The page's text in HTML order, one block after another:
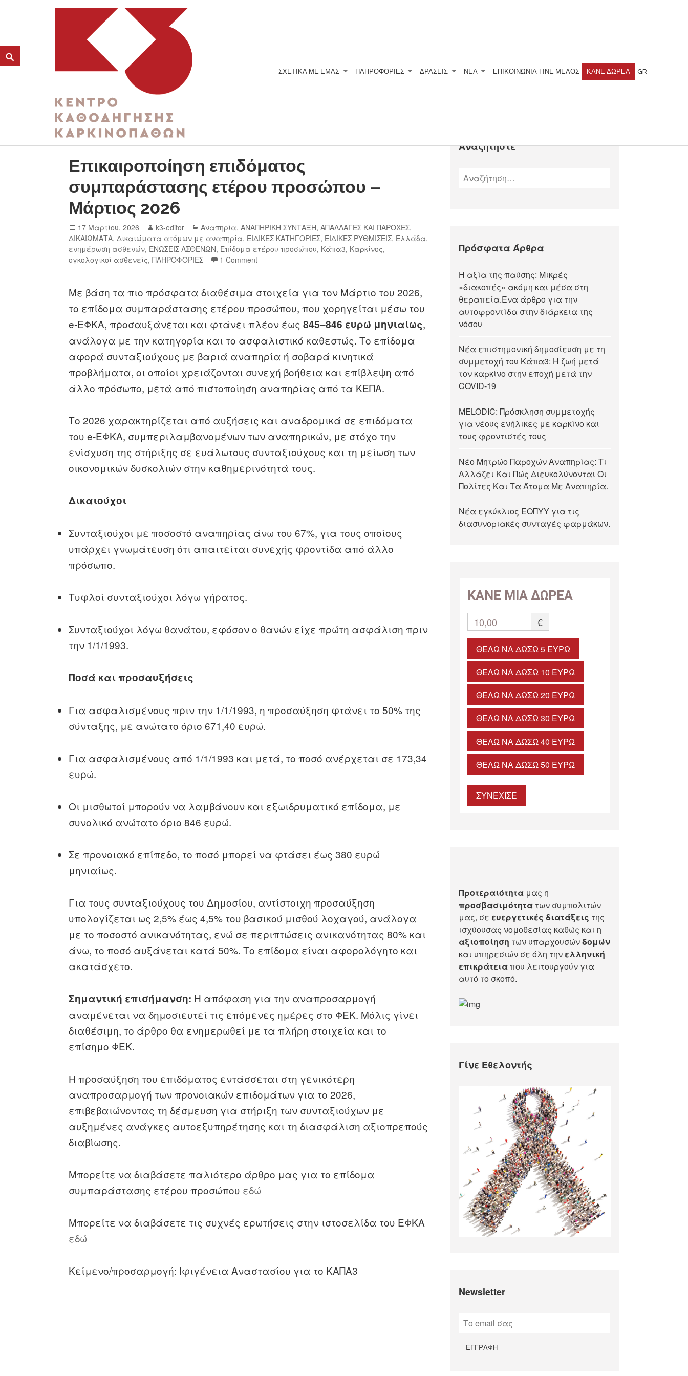
K3
ΚΕΝΤΡΟ ΚΑΘΟΔΗΓΗΣΗΣ ΚΑΡΚΙΝΟΠΑΘΩΝ
ΣΧΕΤΙΚΆ ΜΕ ΕΜΆΣ ΠΛΗΡΟΦΟΡΙΕΣ ΔΡΑΣΕΙΣ ΝΕΑ ΕΠΙΚΟΙΝΩΝΙΑ ΓΊΝΕ ΜΈΛΟΣ ΚΆΝΕ ΔΩΡΕΆ GR
ΚΑΤΗΓΟΡΊΑ:
Επικαιροποίηση επιδόματος
συμπαράστασης ετέρου προσώπου –
Μάρτιος 2026
17 Μαρτίου, 2026 k3-editor Αναπηρία,ΑΝΑΠΗΡΙΚΗ ΣΥΝΤΑΞΗ,ΑΠΑΛΛΑΓΕΣ ΚΑΙ ΠΑΡΟΧΕΣ,
ΔΙΚΑΙΩΜΑΤΑ,Δικαιώματα ατόμων με αναπηρία, ΕΙΔΙΚΕΣ ΚΑΤΗΓΟΡΙΕΣ, ΕΙΔΙΚΕΣ ΡΥΘΜΙΣΕΙΣ, Ελλάδα,
ενημέρωση ασθενών, ΕΝΩΣΕΙΣ ΑΣΘΕΝΩΝ, Επίδομα ετέρου προσώπου, Κάπα3, Καρκίνος,
ογκολογικοί ασθενείς,ΠΛΗΡΟΦΟΡΙΕΣ 1 Comment
Με βάση τα πιο πρόσφατα διαθέσιμα στοιχεία για τον Μάρτιο του 2026,
το επίδομα συμπαράστασης ετέρου προσώπου, που χορηγείται μέσω του
e-ΕΦΚΑ, προσαυξάνεται και φτάνει πλέον έως845–846 ευρώ μηνιαίως,
ανάλογα με την κατηγορία και το ασφαλιστικό καθεστώς. Το επίδομα
αφορά συνταξιούχους με βαριά αναπηρία ή σοβαρά κινητικά
προβλήματα, οι οποίοι χρειάζονται συνεχή βοήθεια και επίβλεψη από
άλλο πρόσωπο, μετά από πιστοποίηση αναπηρίας από τα ΚΕΠΑ.
Το 2026 χαρακτηρίζεται από αυξήσεις και αναδρομικά σε επιδόματα
του e-ΕΦΚΑ, συμπεριλαμβανομένων των αναπηρικών, με στόχο την
ενίσχυση της στήριξης σε ευάλωτους συνταξιούχους και τη μείωση των
οικονομικών δυσκολιών στην καθημερινότητά τους.
Δικαιούχοι
Συνταξιούχοι με ποσοστό αναπηρίας άνω του 67%, για τους οποίους
υπάρχει γνωμάτευση ότι απαιτείται συνεχής φροντίδα από άλλο
πρόσωπο.
Τυφλοί συνταξιούχοι λόγω γήρατος.
Συνταξιούχοι λόγω θανάτου, εφόσον ο θανών είχε πρώτη ασφάλιση πριν
την 1/1/1993.
Ποσά και προσαυξήσεις
Για ασφαλισμένους πριν την 1/1/1993, η προσαύξηση φτάνει το 50% της
σύνταξης, με ανώτατο όριο 671,40 ευρώ.
Για ασφαλισμένους από 1/1/1993 και μετά, το ποσό ανέρχεται σε 173,34
ευρώ.
Οι μισθωτοί μπορούν να λαμβάνουν και εξωιδρυματικό επίδομα, με
συνολικό ανώτατο όριο 846 ευρώ.
Σε προνοιακό επίπεδο, το ποσό μπορεί να φτάσει έως 380 ευρώ
μηνιαίως.
Για τους συνταξιούχους του Δημοσίου, αντίστοιχη προσαύξηση
υπολογίζεται ως 2,5% έως 4,5% του βασικού μισθού λοχαγού, ανάλογα
με το ποσοστό ανικανότητας, ενώ σε περιπτώσεις ανικανότητας 80% και
άνω, το ποσό αυξάνεται κατά 50%. Το επίδομα είναι αφορολόγητο και
ακατάσχετο.
Σημαντική επισήμανση: Η απόφαση για την αναπροσαρμογή
αναμένεται να δημοσιευτεί τις επόμενες ημέρες στο ΦΕΚ. Μόλις γίνει
διαθέσιμη, το άρθρο θα ενημερωθεί με τα πλήρη στοιχεία και το
επίσημο ΦΕΚ.
Η προσαύξηση του επιδόματος εντάσσεται στη γενικότερη
αναπροσαρμογή των προνοιακών επιδομάτων για το 2026,
επιβεβαιώνοντας τη δέσμευση για στήριξη των συνταξιούχων με
αυξημένες ανάγκες αυτοεξυπηρέτησης και τη διασφάλιση αξιοπρεπούς
διαβίωσης.
Μπορείτε να διαβάσετε παλιότερο άρθρο μας για το επίδομα
συμπαράστασης ετέρου προσώπου εδώ
Μπορείτε να διαβάσετε τις συχνές ερωτήσεις στην ιστοσελίδα του ΕΦΚΑ
εδώ
Κείμενο/προσαρμογή: Ιφιγένεια Αναστασίου για το ΚΑΠΑ3
Αναζητήστε
Πρόσφατα Άρθρα
Η αξία της παύσης: Μικρές
«διακοπές» ακόμη και μέσα στη
θεραπεία.Ένα άρθρο για την
αυτοφροντίδα στην διάρκεια της
νόσου
Νέα επιστημονική δημοσίευση με τη
συμμετοχή του Κάπα3: Η ζωή μετά
τον καρκίνο στην εποχή μετά την
COVID-19
MELODIC: Πρόσκληση συμμετοχής
για νέους ενήλικες με καρκίνο και
τους φροντιστές τους
Νέο Μητρώο Παροχών Αναπηρίας: Τι
Αλλάζει Και Πώς Διευκολύνονται Οι
Πολίτες Και Τα Άτομα Με Αναπηρία.
Νέα εγκύκλιος ΕΟΠΥΥ για τις
διασυνοριακές συνταγές φαρμάκων.
ΚΑΝΕ ΜΙΑ ΔΩΡΕΑ
10,00 €
ΘΈΛΩ ΝΑ ΔΏΣΩ 5 ΕΥΡΏ
ΘΈΛΩ ΝΑ ΔΏΣΩ 10 ΕΥΡΏ
ΘΈΛΩ ΝΑ ΔΏΣΩ 20 ΕΥΡΏ
ΘΈΛΩ ΝΑ ΔΏΣΩ 30 ΕΥΡΏ
ΘΈΛΩ ΝΑ ΔΏΣΩ 40 ΕΥΡΏ
ΘΈΛΩ ΝΑ ΔΏΣΩ 50 ΕΥΡΏ
ΣΥΝΕΧΙΣΕ
Προτεραιότητα μας η
προσβασιμότητα των συμπολιτών
μας, σε ευεργετικές διατάξεις της
ισχύουσας νομοθεσίας καθώς και η
αξιοποίηση των υπαρχουσώνδομών
και υπηρεσιών σε όλη την ελληνική
επικράτειαπου λειτουργούν για
αυτό το σκοπό.​
Γίνε Εθελοντής
Newsletter